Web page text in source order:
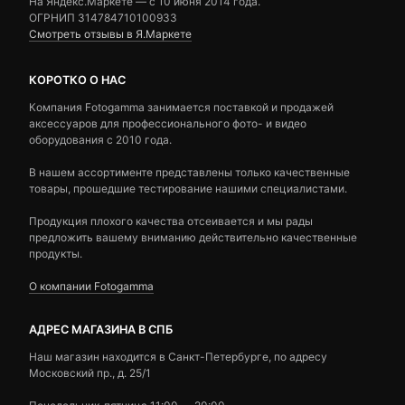
ОГРНИП 314784710100933
Смотреть отзывы в Я.Маркете
КОРОТКО О НАС
Компания Fotogamma занимается поставкой и продажей
аксессуаров для профессионального фото- и видео
оборудования с 2010 года.
В нашем ассортименте представлены только качественные
товары, прошедшие тестирование нашими специалистами.
Продукция плохого качества отсеивается и мы рады
предложить вашему вниманию действительно качественные
продукты.
О компании Fotogamma
АДРЕС МАГАЗИНА В СПБ
Наш магазин находится в Санкт-Петербурге, по адресу
Московский пр., д. 25/1